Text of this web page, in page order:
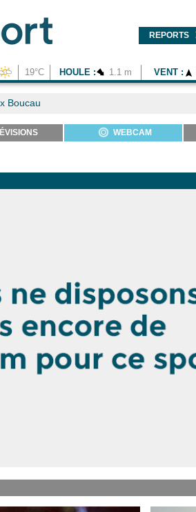
REPORTS
19°C HOULE : 1.1 m VENT :
Boucau
WEBCAM